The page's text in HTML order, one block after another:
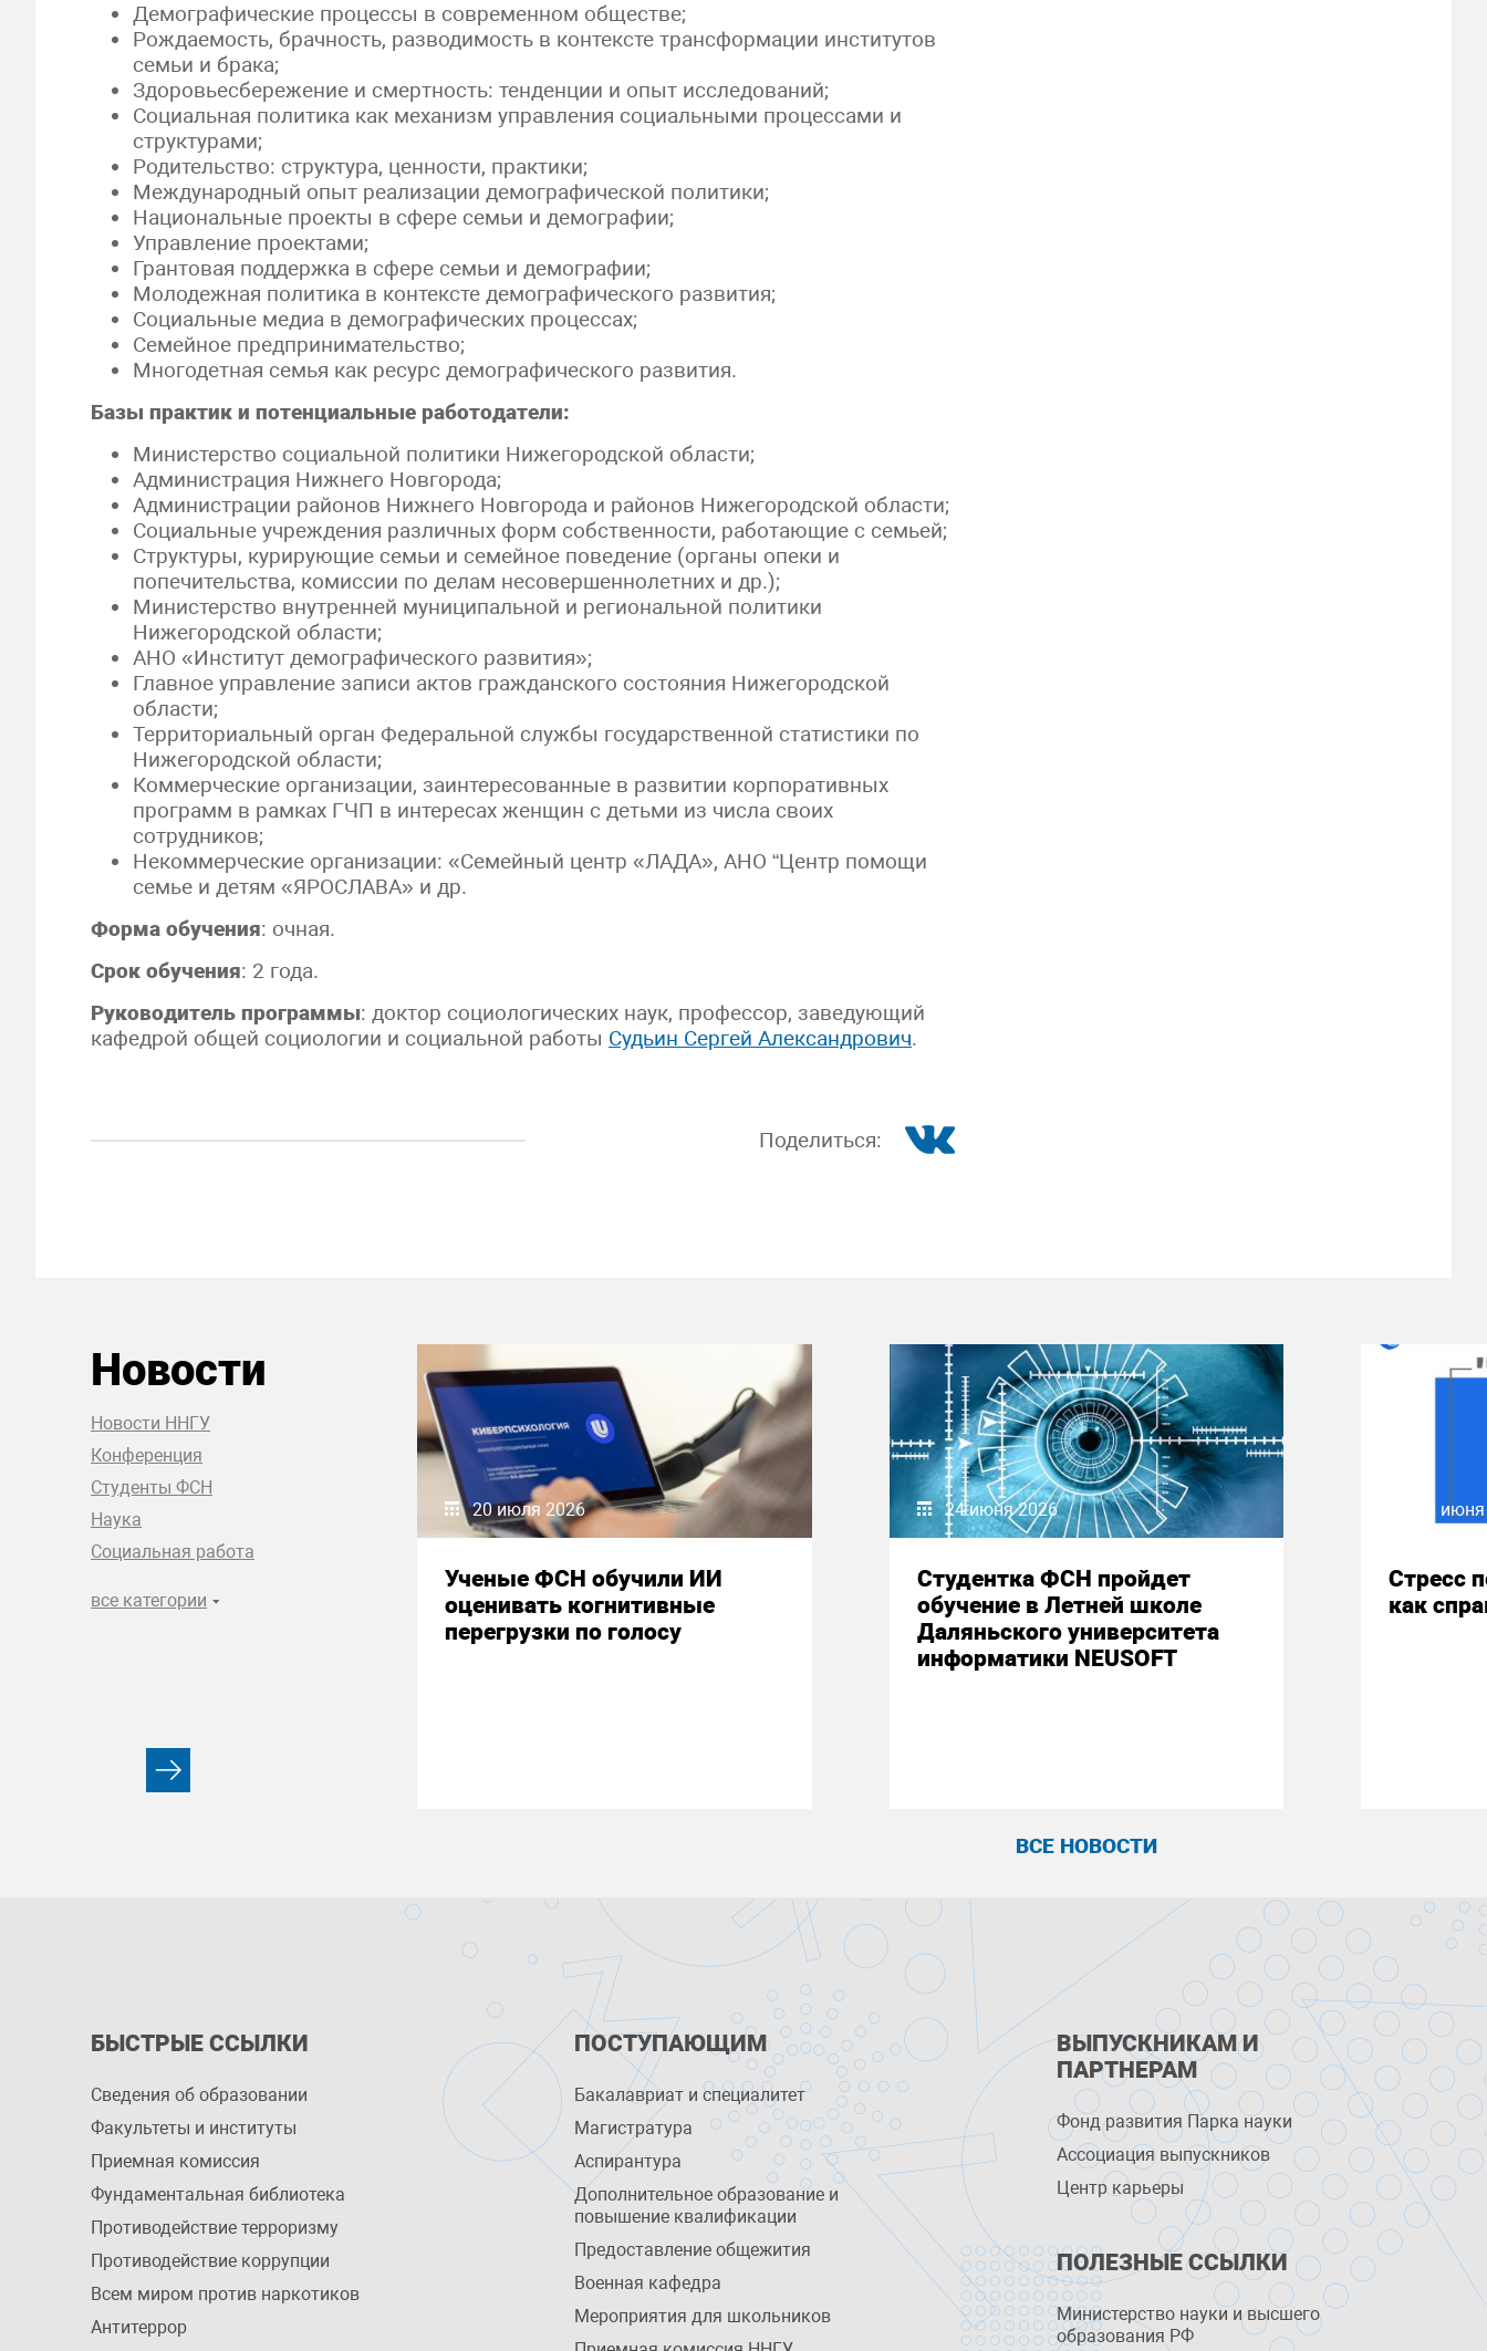
Демографические процессы в современном обществе;
Рождаемость, брачность, разводимость в контексте трансформации институтов
семьи и брака;
Здоровьесбережение и смертность: тенденции и опыт исследований;
Социальная политика как механизм управления социальными процессами и
структурами;
Родительство: структура, ценности, практики;
Международный опыт реализации демографической политики;
Национальные проекты в сфере семьи и демографии;
Управление проектами;
Грантовая поддержка в сфере семьи и демографии;
Молодежная политика в контексте демографического развития;
Социальные медиа в демографических процессах;
Семейное предпринимательство;
Многодетная семья как ресурс демографического развития.
Базы практик и потенциальные работодатели:
Министерство социальной политики Нижегородской области;
Администрация Нижнего Новгорода;
Администрации районов Нижнего Новгорода и районов Нижегородской области;
Социальные учреждения различных форм собственности, работающие с семьей;
Структуры, курирующие семьи и семейное поведение (органы опеки и
попечительства, комиссии по делам несовершеннолетних и др.);
Министерство внутренней муниципальной и региональной политики
Нижегородской области;
АНО «Институт демографического развития»;
Главное управление записи актов гражданского состояния Нижегородской
области;
Территориальный орган Федеральной службы государственной статистики по
Нижегородской области;
Коммерческие организации, заинтересованные в развитии корпоративных
программ в рамках ГЧП в интересах женщин с детьми из числа своих
сотрудников;
Некоммерческие организации: «Семейный центр «ЛАДА», АНО “Центр помощи
семье и детям «ЯРОСЛАВА» и др.
Форма обучения: очная.
Срок обучения: 2 года.
Руководитель программы: доктор социологических наук, профессор, заведующий
кафедрой общей социологии и социальной работы Судьин Сергей Александрович.
Поделиться:
Новости
Новости ННГУ
Конференция
Студенты ФСН
Наука
Социальная работа
все категории
20 июля 2026
Ученые ФСН обучили ИИ
оценивать когнитивные
перегрузки по голосу
24 июня 2026
Студентка ФСН пройдет
обучение в Летней школе
Даляньского университета
информатики NEUSOFT
08
Стресс
как
ВСЕ НОВОСТИ
БЫСТРЫЕ ССЫЛКИ
Сведения об образовании
Факультеты и институты
Приемная комиссия
Фундаментальная библиотека
Противодействие терроризму
Противодействие коррупции
Всем миром против наркотиков
Антитеррор
ПОСТУПАЮЩИМ
Бакалавриат и специалитет
Магистратура
Аспирантура
Дополнительное образование и
повышение квалификации
Предоставление общежития
Военная кафедра
Мероприятия для школьников
ВЫПУСКНИКАМ И
ПАРТНЕРАМ
Фонд развития Парка науки
Ассоциация выпускников
Центр карьеры
ПОЛЕЗНЫЕ ССЫЛКИ
Министерство науки и высшего
образования РФ